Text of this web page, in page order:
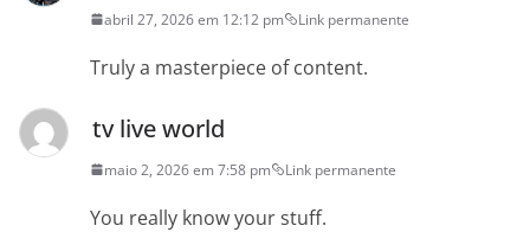
abril 27, 2026 em 12:12 pm Link permanente
Truly a masterpiece of content.
tv live world
maio 2, 2026 em 7:58 pm Link permanente
You really know your stuff.